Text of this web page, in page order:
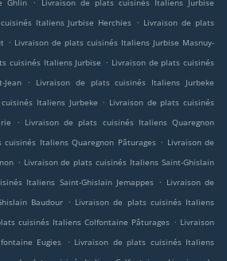
Ghlin
Livraison de plats cuisinés Italiens Jurbise
Italiens Jurbise Herchies . Livraison de plats
. Livraison de plats cuisinés Italiens Jurbise Masnuy-
cuisinés Italiens Jurbise . Livraison de plats cuisinés
Jean
.
Livraison de plats cuisinés Italiens Jurbeke
Italiens Jurbeke . Livraison de plats cuisinés
. Livraison de plats cuisinés Italiens Quaregnon
cuisinés Italiens Quaregnon Pâturages . Livraison de
. Livraison de plats cuisinés Italiens Saint-Ghislain
Italiens Saint-Ghislain Jemappes . Livraison de
Baudour . Livraison de plats cuisinés Italiens
cuisinés Italiens Colfontaine Pâturages . Livraison
Eugies
. Livraison de plats cuisinés Italiens